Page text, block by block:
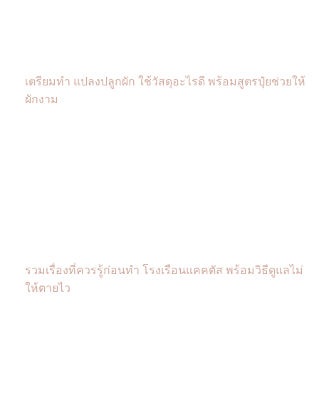
เตรียมทำ แปลงปลูกผัก ใช้วัสดุอะไรดี พร้อมสูตรปุ๋ยช่วยให้
ผักงาม
รวมเรื่องที่ควรรู้ก่อนทำ โรงเรือนแคคตัส พร้อมวิธีดูแลไม่
ให้ตายไว